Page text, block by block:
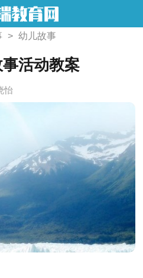
> 幼儿故事
活动教案
怡